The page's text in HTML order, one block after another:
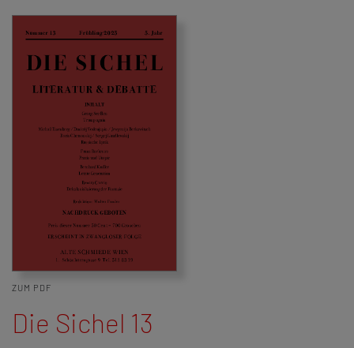
ZUM PDF
Die Sichel 13